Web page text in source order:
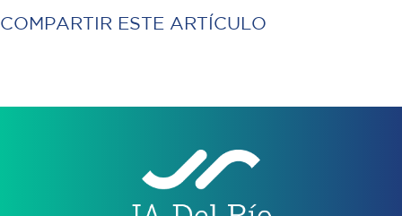
COMPARTIR ESTE ARTÍCULO